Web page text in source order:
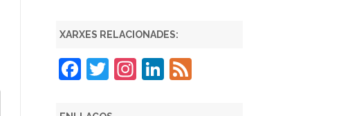
XARXES RELACIONADES:
F T In Li F